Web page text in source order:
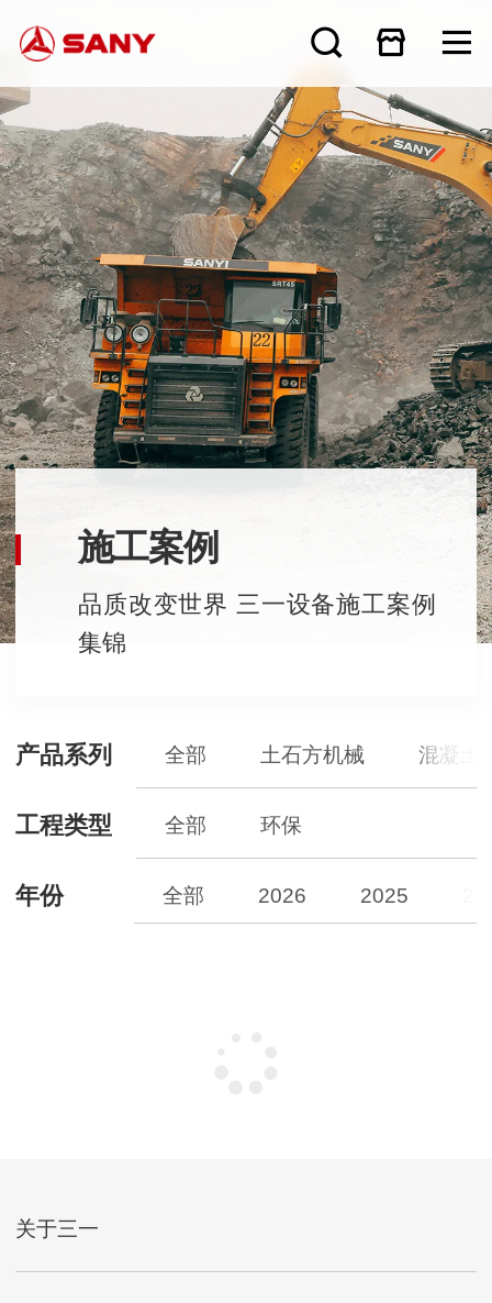
施工案例
品质改变世界 三一设备施工案例
集锦
产品系列 全部 土石方机械 混凝土
工程类型 全部 环保
年份 全部 2026 2025
关于三一